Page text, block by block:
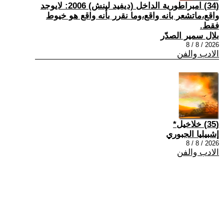
(34) امبراطورية الداخل (ديفيد لينش) 2006: لايوجد
واقع،ماتشعر بانه واقع،وما نقرر بأنه واقع هو خيوط
فقط.
بلال سمير الصدّر
2026 / 8 / 8
الادب والفن
(35) خلاخيل*
إشبيليا الجبوري
2026 / 8 / 8
الادب والفن